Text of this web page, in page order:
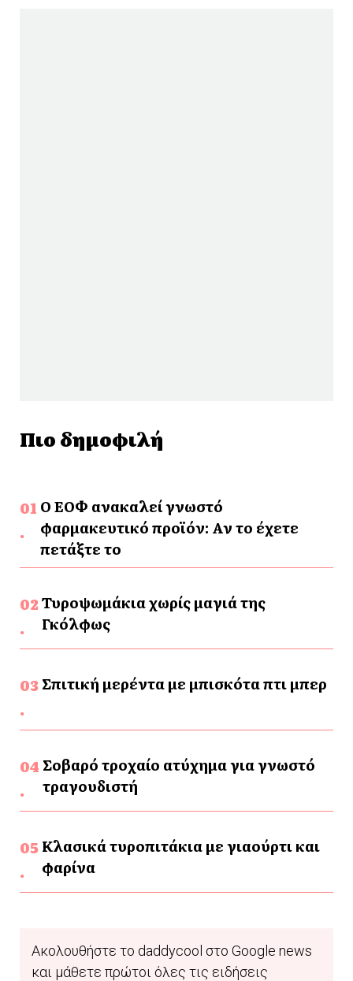
Πιο δημοφιλή
Ο ΕΟΦ ανακαλεί γνωστό
φαρμακευτικό προϊόν: Αν το έχετε
πετάξτε το
Τυροψωμάκια χωρίς μαγιά της
Γκόλφως
Σπιτική μερέντα με μπισκότα πτι μπερ
Σοβαρό τροχαίο ατύχημα για γνωστό
τραγουδιστή
Κλασικά τυροπιτάκια με γιαούρτι και
φαρίνα
Ακολουθήστε το daddycool στο Google news
και μάθετε πρώτοι όλες τις ειδήσεις